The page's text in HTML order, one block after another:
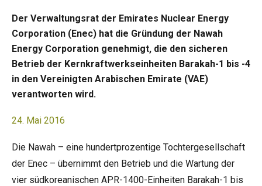
Der Verwaltungsrat der Emirates Nuclear Energy
Corporation (Enec) hat die Gründung der Nawah
Energy Corporation genehmigt, die den sicheren
Betrieb der Kernkraftwerkseinheiten Barakah-1 bis -4
in den Vereinigten Arabischen Emirate (VAE)
verantworten wird.
24. Mai 2016
Die Nawah – eine hundertprozentige Tochtergesellschaft
der Enec – übernimmt den Betrieb und die Wartung der
vier südkoreanischen APR-1400-Einheiten Barakah-1 bis